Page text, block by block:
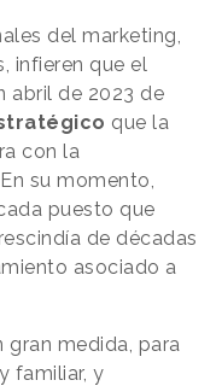
del marketing,
infieren que el
abril de 2023 de
que la
con la
su momento,
puesto que
de décadas
asociado a
medida, para
familiar, y